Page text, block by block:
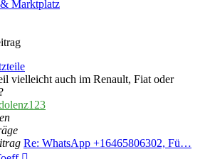
Marktplatz
vielleicht auch im Renault, Fiat oder
Re: WhatsApp +16465806302, Fü…